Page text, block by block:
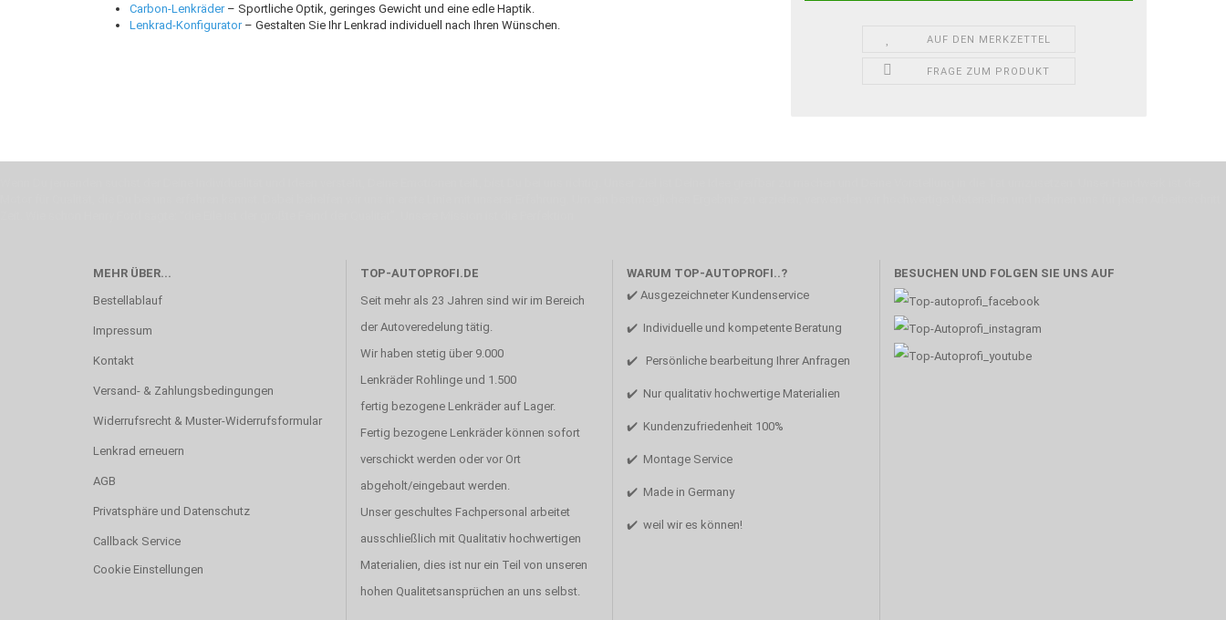
AUF DEN MERKZETTEL
FRAGE ZUM PRODUKT
Carbon-Lenkräder– Sportliche Optik, geringes Gewicht und eine edle Haptik.
Lenkrad-Konfigurator– Gestalten Sie Ihr Lenkrad individuell nach Ihren Wünschen.
MEHR ÜBER...
Bestellablauf
Impressum
Kontakt
Versand- & Zahlungsbedingungen
Widerrufsrecht & Muster-Widerrufsformular
Lenkrad erneuern
AGB
Privatsphäre und Datenschutz
Callback Service
Cookie Einstellungen
TOP-AUTOPROFI.DE
Seit mehr als 23 Jahren sind wir im Bereich
der Autoveredelung tätig.
Wir haben stetig über 9.000
Lenkräder Rohlinge und 1.500
fertig bezogene Lenkräder auf Lager.
Fertig bezogene Lenkräder können sofort
verschickt werden oder vor Ort
abgeholt/eingebaut werden.
Unser geschultes Fachpersonal arbeitet
ausschließlich mit Qualitativ hochwertigen
Materialien, dies ist nur ein Teil von unseren
hohen Qualitetsansprüchen an uns selbst.
WARUM TOP-AUTOPROFI..?
✔️ Ausgezeichneter Kundenservice
✔️ Individuelle und kompetente Beratung
✔️ Persönliche bearbeitung Ihrer Anfragen
✔️ Nur qualitativ hochwertige Materialien
✔️ Kundenzufriedenheit 100%
✔️ Montage Service
✔️ Made in Germany
✔️ weil wir es können!
BESUCHEN UND FOLGEN SIE UNS AUF